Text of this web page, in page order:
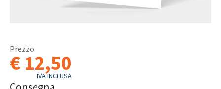
Prezzo
€ 12,50
IVA INCLUSA